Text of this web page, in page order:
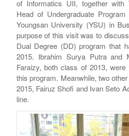
of Informatics UII, together with
Head of Undergraduate
Youngsan University (YSU) in
purpose of this visit was to
Dual Degree (DD) program that
2015. Ibrahim Surya Putra and
Faraizy, both class of 2013,
this program. Meanwhile, two
2015, Fairuz Shofi and Ivan Seto
line.